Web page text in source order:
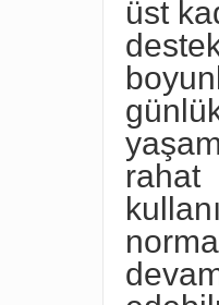
üst
rahat